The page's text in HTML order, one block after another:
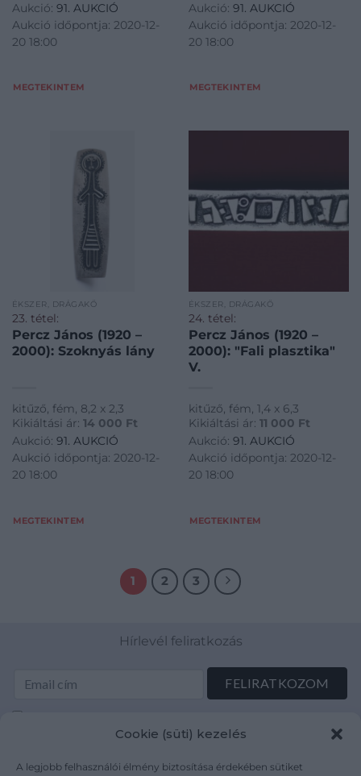
Cookie (süti) kezelés
A legjobb felhasználói élmény biztosítása érdekében sütiket
Aukció: 91. AUKCIÓ
Aukció időpontja: 2020-12-
20 18:00
MEGTEKINTEM
Aukció: 91. AUKCIÓ
Aukció időpontja: 2020-12-
20 18:00
MEGTEKINTEM
ÉKSZER, DRÁGAKŐ
23. tétel:
Percz János (1920 –
2000): Szoknyás lány
kitűző, fém, 8,2 x 2,3
Kikiáltási ár: 14 000 Ft
Aukció: 91. AUKCIÓ
Aukció időpontja: 2020-12-
20 18:00
MEGTEKINTEM
ÉKSZER, DRÁGAKŐ
24. tétel:
Percz János (1920 –
2000): "Fali plasztika"
V.
kitűző, fém, 1,4 x 6,3
Kikiáltási ár: 11 000 Ft
Aukció: 91. AUKCIÓ
Aukció időpontja: 2020-12-
20 18:00
MEGTEKINTEM
1 2 3
Hírlevél feliratkozás
mutargy.com/adatkezelesi-tajekoztato/